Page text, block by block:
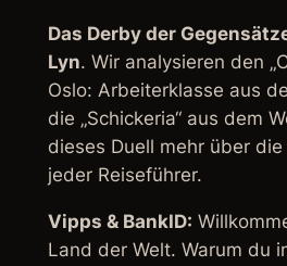
Das Derby der
Lyn. Wir analysieren den
Oslo: Arbeiterklasse aus
die „Schickeria“ aus dem
dieses Duell mehr über
jeder Reiseführer.
Vipps & BankID:
Land der Welt. Warum du